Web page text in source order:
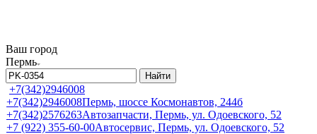
Ваш город
Пермь
Найти
+7(342)2946008
+7(342)2946008Пермь, шоссе Космонавтов, 244б
+7(342)2576263Автозапчасти, Пермь, ул. Одоевского, 52
+7 (922) 355-60-00Автосервис, Пермь, ул. Одоевского, 52